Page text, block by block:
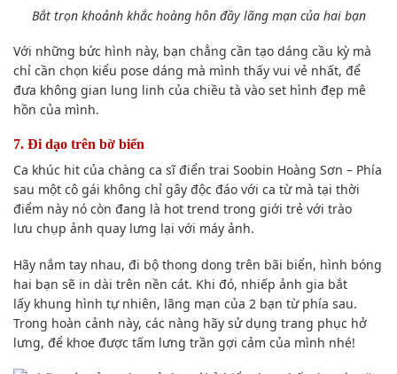
Bắt trọn khoảnh khắc hoàng hôn đầy lãng mạncủa hai bạn
Với những bức hình này, bạn chẳng cần tạo dáng cầu kỳ mà
chỉ cần chọn kiểu pose dáng mà mình thấy vui vẻ nhất, để
đưa không gian lung linh của chiều tà vào set hình đẹp mê
hồn của mình.
7. Đi dạo trên bờ biển
Ca khúc hit của chàng ca sĩ điển trai Soobin Hoàng Sơn – Phía
sau một cô gái không chỉ gây độc đáo với ca từ mà tại thời
điểm này nó còn đang là hot trend trong giới trẻ với trào
lưu chụp ảnh quay lưng lại với máy ảnh.
Hãy nắm tay nhau, đi bộ thong dong trên bãi biển, hình bóng
hai bạn sẽ in dài trên nền cát. Khi đó, nhiếp ảnh gia bắt
lấy khung hình tự nhiên, lãng mạn của 2 bạn từ phía sau.
Trong hoàn cảnh này, các nàng hãy sử dụng trang phục hở
lưng, để khoe được tấm lưng trần gợi cảm của mình nhé!